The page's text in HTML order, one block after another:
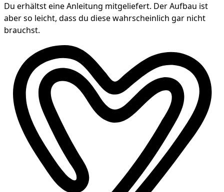
Du erhältst eine Anleitung mitgeliefert. Der Aufbau ist
aber so leicht, dass du diese wahrscheinlich gar nicht
brauchst.